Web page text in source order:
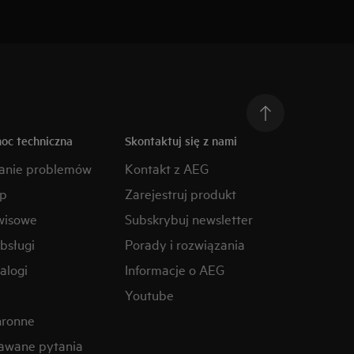
techniczna
problemów
pytania
Skontaktuj się z nami
Kontakt z AEG
Zarejestruj produkt
Subskrybuj newsletter
Porady i rozwiązania
Informacje o AEG
Youtube